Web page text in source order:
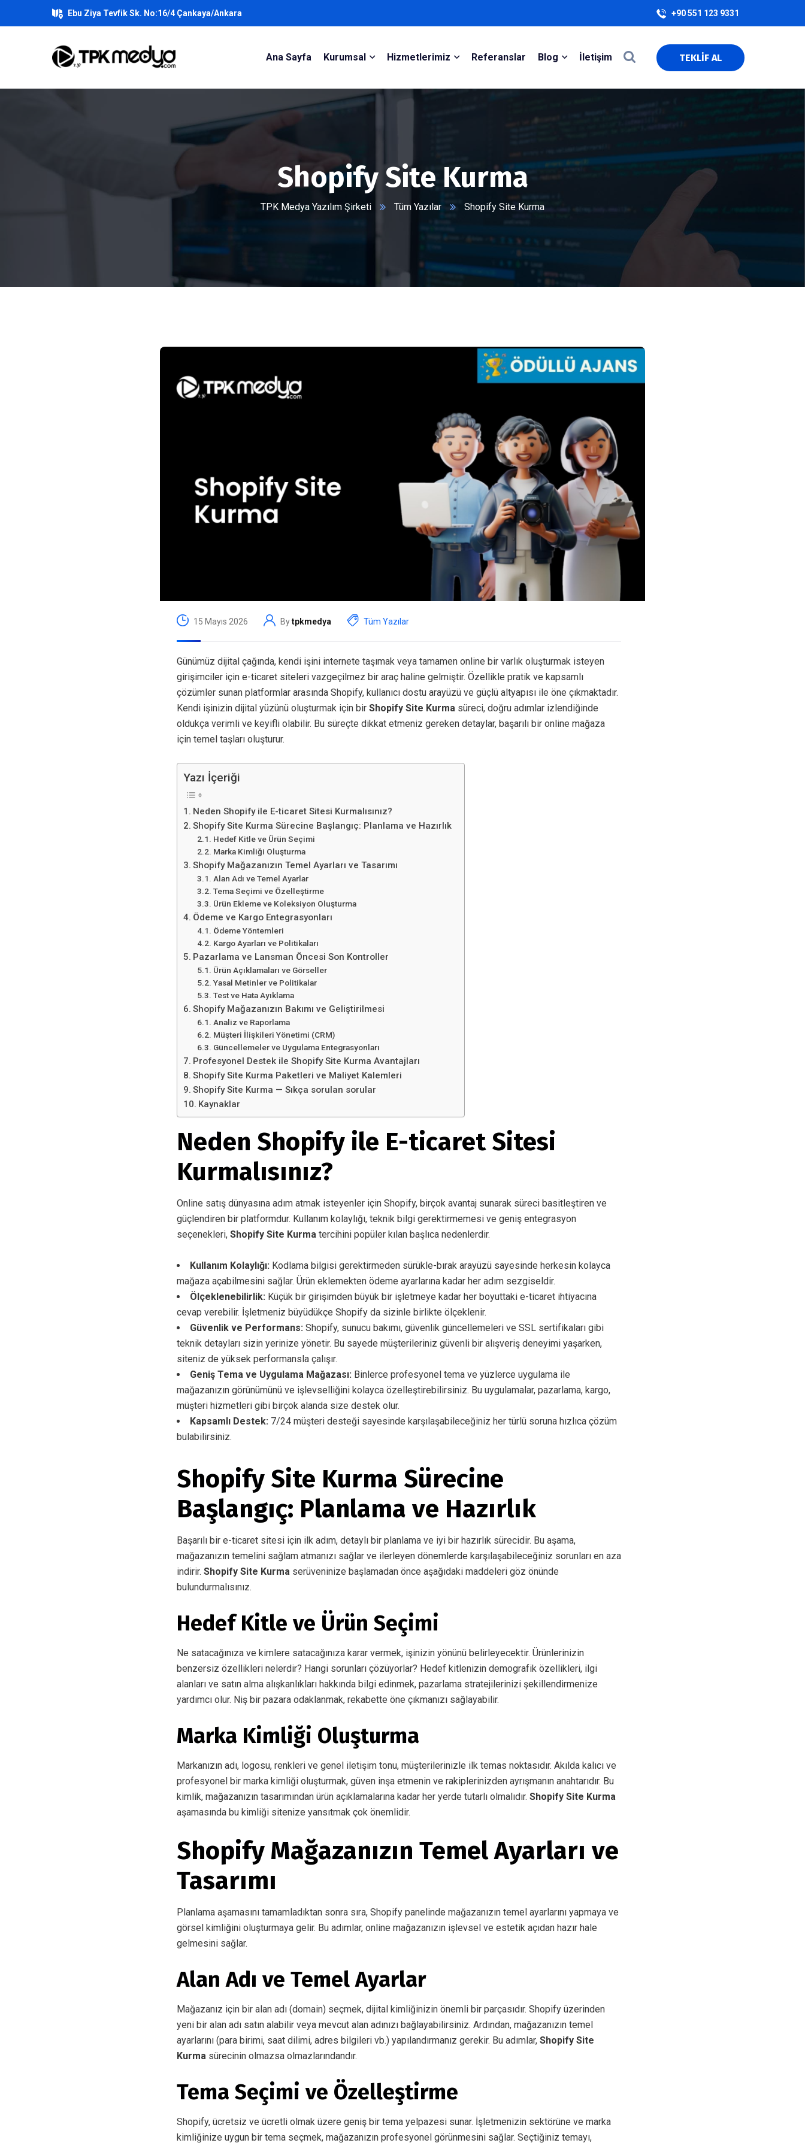
Ebu Ziya Tevfik Sk. No:16/4 Çankaya/Ankara +90 551 123 9331
Ana Sayfa Kurumsal Hizmetlerimiz Referanslar Blog İletişim TEKLİF AL
Shopify Site Kurma
TPK Medya Yazılım Şirketi Tüm Yazılar Shopify Site Kurma
15 Mayıs 2026 Bytpkmedya Tüm Yazılar
Günümüz dijital çağında, kendi işini internete taşımak veya tamamen online bir varlık oluşturmak isteyen
girişimciler için e-ticaret siteleri vazgeçilmez bir araç haline gelmiştir. Özellikle pratik ve kapsamlı
çözümler sunan platformlar arasında Shopify, kullanıcı dostu arayüzü ve güçlü altyapısı ile öne çıkmaktadır.
Kendi işinizin dijital yüzünü oluşturmak için bir Shopify Site Kurma süreci, doğru adımlar izlendiğinde
oldukça verimli ve keyifli olabilir. Bu süreçte dikkat etmeniz gereken detaylar, başarılı bir online mağaza
için temel taşları oluşturur.
Yazı İçeriği
Neden Shopify ile E-ticaret Sitesi Kurmalısınız?
Shopify Site Kurma Sürecine Başlangıç: Planlama ve Hazırlık
Hedef Kitle ve Ürün Seçimi
Marka Kimliği Oluşturma
Shopify Mağazanızın Temel Ayarları ve Tasarımı
Alan Adı ve Temel Ayarlar
Tema Seçimi ve Özelleştirme
Ürün Ekleme ve Koleksiyon Oluşturma
Ödeme ve Kargo Entegrasyonları
Ödeme Yöntemleri
Kargo Ayarları ve Politikaları
Pazarlama ve Lansman Öncesi Son Kontroller
Ürün Açıklamaları ve Görseller
Yasal Metinler ve Politikalar
Test ve Hata Ayıklama
Shopify Mağazanızın Bakımı ve Geliştirilmesi
Analiz ve Raporlama
Müşteri İlişkileri Yönetimi (CRM)
Güncellemeler ve Uygulama Entegrasyonları
Profesyonel Destek ile Shopify Site Kurma Avantajları
Shopify Site Kurma Paketleri ve Maliyet Kalemleri
Shopify Site Kurma — Sıkça sorulan sorular
Kaynaklar
Neden Shopify ile E-ticaret Sitesi
Kurmalısınız?
Online satış dünyasına adım atmak isteyenler için Shopify, birçok avantaj sunarak süreci basitleştiren ve
güçlendiren bir platformdur. Kullanım kolaylığı, teknik bilgi gerektirmemesi ve geniş entegrasyon
seçenekleri, Shopify Site Kurma tercihini popüler kılan başlıca nedenlerdir.
Kullanım Kolaylığı: Kodlama bilgisi gerektirmeden sürükle-bırak arayüzü sayesinde herkesin kolayca
mağaza açabilmesini sağlar. Ürün eklemekten ödeme ayarlarına kadar her adım sezgiseldir.
Ölçeklenebilirlik: Küçük bir girişimden büyük bir işletmeye kadar her boyuttaki e-ticaret ihtiyacına
cevap verebilir. İşletmeniz büyüdükçe Shopify da sizinle birlikte ölçeklenir.
Güvenlik ve Performans: Shopify, sunucu bakımı, güvenlik güncellemeleri ve SSL sertifikaları gibi
teknik detayları sizin yerinize yönetir. Bu sayede müşterileriniz güvenli bir alışveriş deneyimi yaşarken,
siteniz de yüksek performansla çalışır.
Geniş Tema ve Uygulama Mağazası: Binlerce profesyonel tema ve yüzlerce uygulama ile
mağazanızın görünümünü ve işlevselliğini kolayca özelleştirebilirsiniz. Bu uygulamalar, pazarlama, kargo,
müşteri hizmetleri gibi birçok alanda size destek olur.
Kapsamlı Destek: 7/24 müşteri desteği sayesinde karşılaşabileceğiniz her türlü soruna hızlıca çözüm
bulabilirsiniz.
Shopify Site Kurma Sürecine
Başlangıç: Planlama ve Hazırlık
Başarılı bir e-ticaret sitesi için ilk adım, detaylı bir planlama ve iyi bir hazırlık sürecidir. Bu aşama,
mağazanızın temelini sağlam atmanızı sağlar ve ilerleyen dönemlerde karşılaşabileceğiniz sorunları en aza
indirir. Shopify Site Kurma serüveninize başlamadan önce aşağıdaki maddeleri göz önünde
bulundurmalısınız.
Hedef Kitle ve Ürün Seçimi
Ne satacağınıza ve kimlere satacağınıza karar vermek, işinizin yönünü belirleyecektir. Ürünlerinizin
benzersiz özellikleri nelerdir? Hangi sorunları çözüyorlar? Hedef kitlenizin demografik özellikleri, ilgi
alanları ve satın alma alışkanlıkları hakkında bilgi edinmek, pazarlama stratejilerinizi şekillendirmenize
yardımcı olur. Niş bir pazara odaklanmak, rekabette öne çıkmanızı sağlayabilir.
Marka Kimliği Oluşturma
Markanızın adı, logosu, renkleri ve genel iletişim tonu, müşterilerinizle ilk temas noktasıdır. Akılda kalıcı ve
profesyonel bir marka kimliği oluşturmak, güven inşa etmenin ve rakiplerinizden ayrışmanın anahtarıdır. Bu
kimlik, mağazanızın tasarımından ürün açıklamalarına kadar her yerde tutarlı olmalıdır. Shopify Site Kurma
aşamasında bu kimliği sitenize yansıtmak çok önemlidir.
Shopify Mağazanızın Temel Ayarları ve
Tasarımı
Planlama aşamasını tamamladıktan sonra sıra, Shopify panelinde mağazanızın temel ayarlarını yapmaya ve
görsel kimliğini oluşturmaya gelir. Bu adımlar, online mağazanızın işlevsel ve estetik açıdan hazır hale
gelmesini sağlar.
Alan Adı ve Temel Ayarlar
Mağazanız için bir alan adı (domain) seçmek, dijital kimliğinizin önemli bir parçasıdır. Shopify üzerinden
yeni bir alan adı satın alabilir veya mevcut alan adınızı bağlayabilirsiniz. Ardından, mağazanızın temel
ayarlarını (para birimi, saat dilimi, adres bilgileri vb.) yapılandırmanız gerekir. Bu adımlar, Shopify Site
Kurma sürecinin olmazsa olmazlarındandır.
Tema Seçimi ve Özelleştirme
Shopify, ücretsiz ve ücretli olmak üzere geniş bir tema yelpazesi sunar. İşletmenizin sektörüne ve marka
kimliğinize uygun bir tema seçmek, mağazanızın profesyonel görünmesini sağlar. Seçtiğiniz temayı,